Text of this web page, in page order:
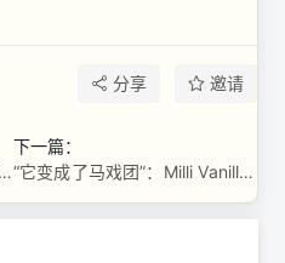
分享 邀请
萨布丽娜·卡彭特对出现在她家的男子发出临时限制令
下一篇：
“它变成了马戏团”：Milli Vanilli 的 Fab Morvan 最新一位退出美国周年纪念音乐会的 ...